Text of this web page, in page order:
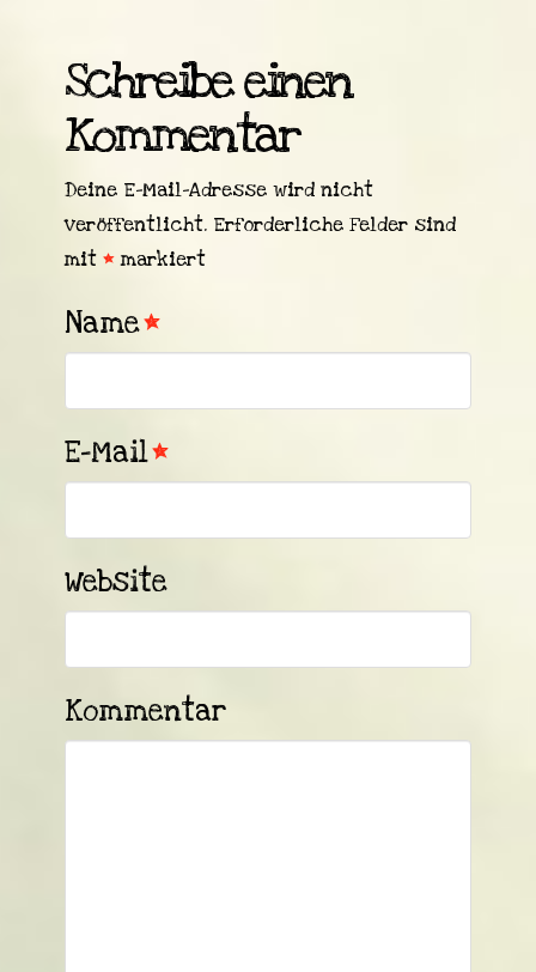
Schreibe einen
Kommentar
Deine E-Mail-Adresse wird nicht
veröffentlicht.Erforderliche Felder sind
mit *markiert
Name*
E-Mail*
Website
Kommentar